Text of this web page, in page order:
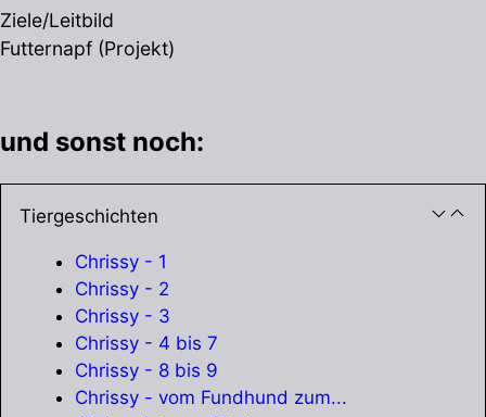
Ziele/Leitbild
Futternapf (Projekt)
und sonst noch:
Tiergeschichten
Chrissy - 1
Chrissy - 2
Chrissy - 3
Chrissy - 4 bis 7
Chrissy - 8 bis 9
Chrissy - vom Fundhund zum...